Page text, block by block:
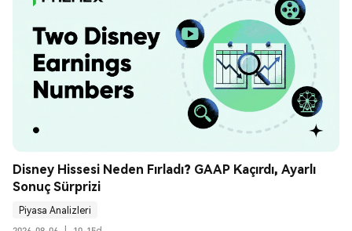
Disney Hissesi Neden Fırladı? GAAP Kaçırdı, Ayarlı
Sonuç Sürprizi
Piyasa Analizleri